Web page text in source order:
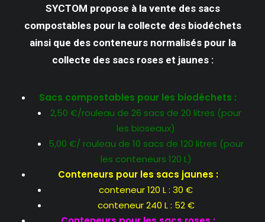
SYCTOM propose à la vente des sacs
compostables pour la collecte des biodéchets
ainsi que des conteneurs normalisés pour la
collecte des sacs roses et jaunes :
Sacs compostables pour les biodéchets :
2,50 €/rouleau de 26 sacs de 20 litres (pour
les bioseaux)
5,00 €/ rouleau de 10 sacs de 120 litres (pour
les conteneurs 120 L)
Conteneurs pour les sacs jaunes :
conteneur 120 L : 30 €
conteneur 240 L : 52 €